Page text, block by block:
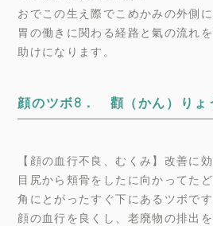
おでこの生え際でこめかみの外側に
胃の働きに関わる経路と氣の流れ
助けになります。
顔のツボ8． 顴（かん）りょ
【顔の血行不良、むくみ】改善に効
目尻から頬骨をしたに向かってた
角にとがったすぐ下にあるツボです
顔の血行を良くし、老廃物の排出